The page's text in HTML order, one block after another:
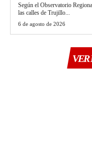
Según el Observatorio
las calles de Trujillo...
6 de agosto de 2026
VER